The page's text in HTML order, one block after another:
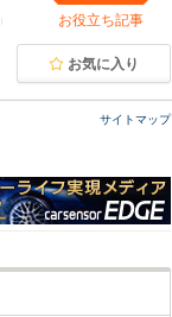
お役立ち記事
お気に入り
サイトマップ